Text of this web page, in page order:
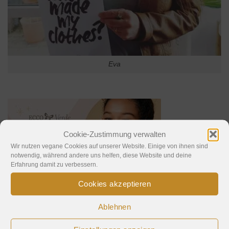
Cookie-Zustimmung verwalten
Wir nutzen vegane Cookies auf unserer Website. Einige von ihnen sind
notwendig, während andere uns helfen, diese Website und deine
Erfahrung damit zu verbessern.
Cookies akzeptieren
Ablehnen
Eva